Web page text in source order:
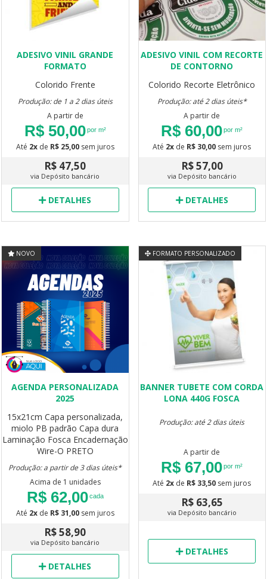
ADESIVO VINIL GRANDE
FORMATO
Colorido Frente
Produção: de 1 a 2 dias úteis
A partir de
R$ 50,00por m²
Até 2xde R$ 25,00sem juros
R$ 47,50
via Depósito bancário
DETALHES
ADESIVO VINIL COM RECORTE
DE CONTORNO
Colorido Recorte Eletrônico
Produção: até 2 dias úteis*
A partir de
R$ 60,00por m²
Até 2x de R$ 30,00 sem juros
R$ 57,00
via Depósito bancário
DETALHES
NOVO
AGENDA PERSONALIZADA
2025
15x21cm Capa personalizada,
miolo PB padrão Capa dura
Laminação Fosca Encadernação
Wire-O PRETO
Produção: a partir de 3 dias úteis*
Acima de 1 unidades
R$ 62,00cada
Até 2xde R$ 31,00sem juros
R$ 58,90
via Depósito bancário
DETALHES
FORMATO PERSONALIZADO
BANNER TUBETE COM CORDA
LONA 440G FOSCA
Produção: até 2 dias úteis
A partir de
R$ 67,00por m²
Até 2x de R$ 33,50 sem juros
R$ 63,65
via Depósito bancário
DETALHES